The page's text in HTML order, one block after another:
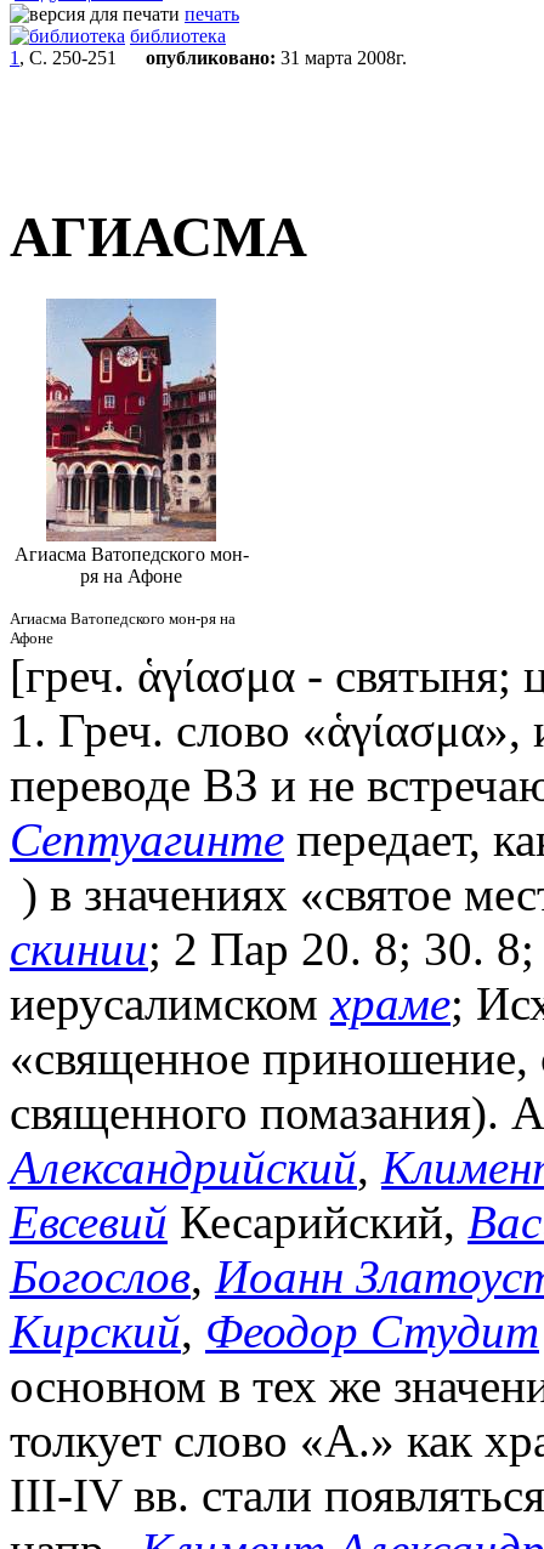
печать
библиотека
1 , С. 250-251 опубликовано: 31 марта 2008г.
АГИАСМА
Агиасма Ватопедского мон-
ря на Афоне
Агиасма Ватопедского мон-ря на
Афоне
[греч. ἁγίασμα - святыня;
1. Греч. слово «ἁγίασμα»,
переводе ВЗ и не
Септуагинте передает,
) в значениях «святое
скинии; 2 Пар 20. 8; 30.
иерусалимскомхраме;
«священное
священного помазания).
Александрийский,
Евсевий Кесарийский,
Богослов, Иоанн
Кирский, Феодор Студит
основном в тех же
толкует слово «А.» как
III-IV вв. стали